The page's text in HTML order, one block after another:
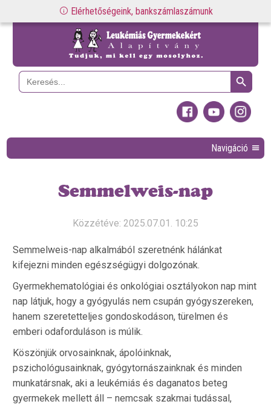
Elérhetőségeink, bankszámlaszámunk
Search
for:
Search Button
Navigáció
Semmelweis-nap
Közzétéve: 2025.07.01. 10:25
Semmelweis-nap alkalmából szeretnénk hálánkat
kifejezni minden egészségügyi dolgozónak.
Gyermekhematológiai és onkológiai osztályokon nap mint
nap látjuk, hogy a gyógyulás nem csupán gyógyszereken,
hanem szeretetteljes gondoskodáson, türelmen és
emberi odaforduláson is múlik.
Köszönjük orvosainknak, ápolóinknak,
pszichológusainknak, gyógytornászainknak és minden
munkatársnak, aki a leukémiás és daganatos beteg
gyermekek mellett áll – nemcsak szakmai tudással,